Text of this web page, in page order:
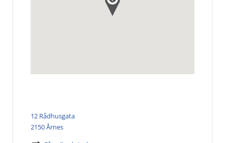
12 Rådhusgata
2150 Årnes